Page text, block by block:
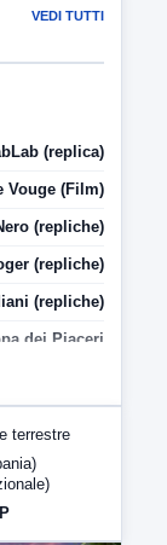
VEDI TUTTI
(replica)
Vouge (Film)
(repliche)
(repliche)
(repliche)
dei Piaceri
(Diretta)
terrestre